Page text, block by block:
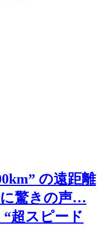
の遠距離
驚きの声…
超スピード